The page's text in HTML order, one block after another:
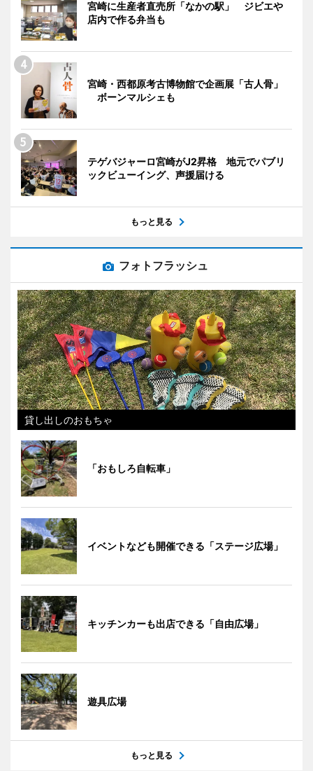
宮崎に生産者直売所「なかの駅」 ジビエや
店内で作る弁当も
宮崎・西都原考古博物館で企画展「古人骨」
ボーンマルシェも
テゲバジャーロ宮崎がJ2昇格 地元でパブリ
ックビューイング、声援届ける
もっと見る
フォトフラッシュ
貸し出しのおもちゃ
「おもしろ自転車」
イベントなども開催できる「ステージ広場」
キッチンカーも出店できる「自由広場」
遊具広場
もっと見る